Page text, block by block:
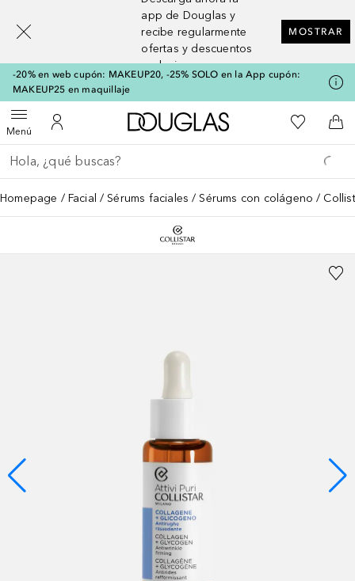
app de Douglas y
recibe regularmente
ofertas y descuentos
exclusivos
MOSTRAR
-20% en web cupón: MAKEUP20, -25% SOLO en la App cupón:
MAKEUP25 en maquillaje
MenúAbrir menúMi cuenta
A Douglas HomeMi lista de
A
Regresar
Ejecutar búsqueda
Homepage Facial Sérums faciales Sérums con colágeno
[navigation.slideout.screenreader]